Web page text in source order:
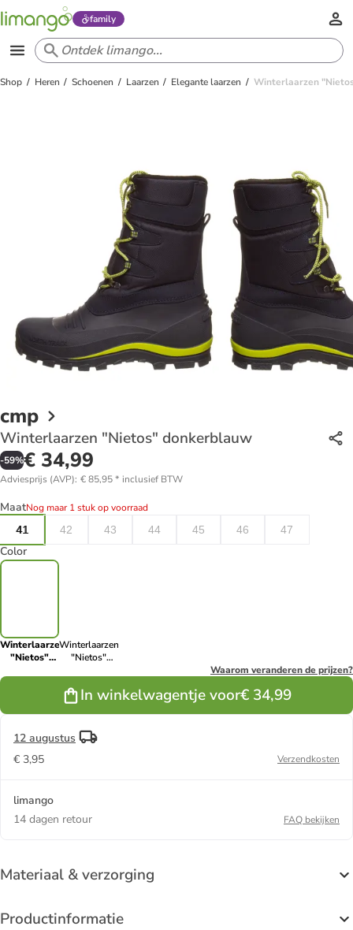
family
Shop Heren Schoenen Laarzen Elegante laarzen Winterlaarzen
cmp
Winterlaarzen "Nietos" donkerblauw
-59%€ 34,99
Adviesprijs (AVP): € 85,95* inclusief BTW
MaatNog maar 1 stuk op voorraad
41
42 43 44 45 46 47
Color
Winterlaarzen
"Nietos"
Winterlaarzen
"Nietos"
Waarom veranderen de prijzen?
In winkelwagentje voor€ 34,99
12 augustus
€ 3,95
Verzendkosten
limango
14 dagen retour
FAQ bekijken
Materiaal & verzorging
Productinformatie